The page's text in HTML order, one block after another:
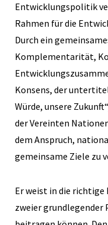
Entwicklungspolitik
Rahmen für die
Durch ein
Komplementarität,
Konsens, der
Würde, unsere
der Vereinten
dem Anspruch,
gemeinsame Ziele zu
Er weist in die richtige
zweier grundlegender